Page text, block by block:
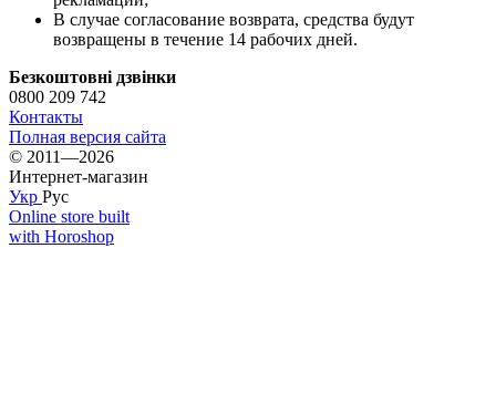
В случае согласование возврата, средства будут
возвращены в течение 14 рабочих дней.
Безкоштовні дзвінки
0800 209 742
Контакты
Полная версия сайта
© 2011—2026
Интернет-магазин
Укр Рус
Online store built
with Horoshop